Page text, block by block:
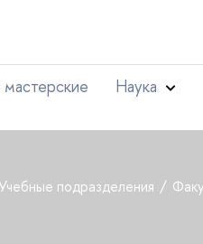
Наука
подразделения